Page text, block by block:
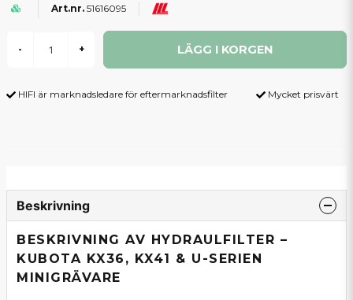
51616095
- + LÄGG I KORGEN
HIFI är marknadsledare för eftermarknadsfilter Mycket prisvärt
Beskrivning
BESKRIVNING AV HYDRAULFILTER –
KUBOTA KX36, KX41 & U-SERIEN
MINIGRÄVARE